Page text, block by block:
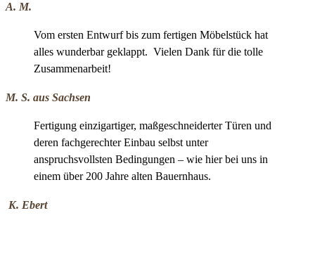
A. M.
Vom ersten Entwurf bis zum fertigen Möbelstück hat
alles wunderbar geklappt. Vielen Dank für die tolle
Zusammenarbeit!
M. S. aus Sachsen
Fertigung einzigartiger, maßgeschneiderter Türen und
deren fachgerechter Einbau selbst unter
anspruchsvollsten Bedingungen – wie hier bei uns in
einem über 200 Jahre alten Bauernhaus.
K. Ebert